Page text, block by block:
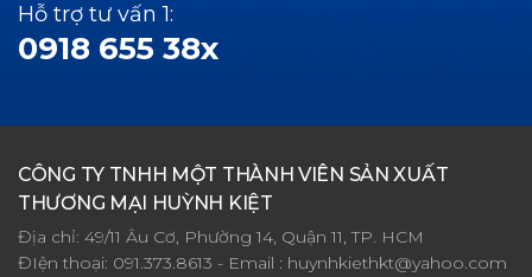
Hỗ trợ tư vấn 1:
0918 655 38x
CÔNG TY TNHH MỘT THÀNH VIÊN SẢN XUẤT
THƯƠNG MẠI HUỲNH KIỆT
Địa chỉ: 49/11 Âu Cơ, Phường 14, Quận 11, TP. HCM
ĐIện thoại: 091.373.8613 - Email : huynhkiethkt@yahoo.com